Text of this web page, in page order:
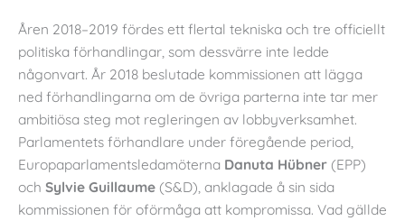
Åren 2018–2019 fördes ett flertal tekniska och tre officiellt
politiska förhandlingar, som dessvärre inte ledde
någonvart. År 2018 beslutade kommissionen att lägga
ned förhandlingarna om de övriga parterna inte tar mer
ambitiösa steg mot regleringen av lobbyverksamhet.
Parlamentets förhandlare under föregående period,
Europaparlamentsledamöterna Danuta Hübner (EPP)
och Sylvie Guillaume (S&D), anklagade å sin sida
kommissionen för oförmåga att kompromissa. Vad gällde